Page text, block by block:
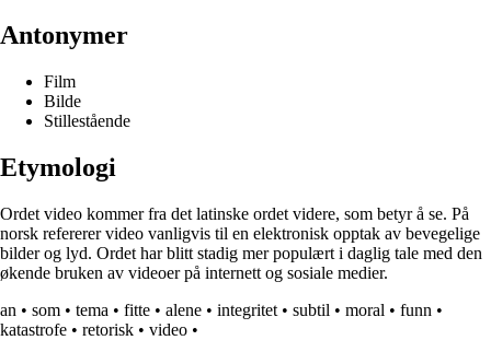
Antonymer
Film
Bilde
Stillestående
Etymologi
Ordet video kommer fra det latinske ordet videre, som betyr å se. På
norsk refererer video vanligvis til en elektronisk opptak av bevegelige
bilder og lyd. Ordet har blitt stadig mer populært i daglig tale med den
økende bruken av videoer på internett og sosiale medier.
an • som • tema • fitte • alene • integritet • subtil • moral • funn •
katastrofe • retorisk • video •